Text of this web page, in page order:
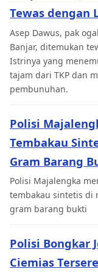
Tewas dengan
Asep Dawus, pak
Banjar, ditemukan
Istrinya yang
tajam dari TKP dan
pembunuhan.
Polisi
Tembakau
Gram Barang
Polisi Majalengka
tembakau sintetis di
gram barang bukti
Polisi Bongkar
Ciemias